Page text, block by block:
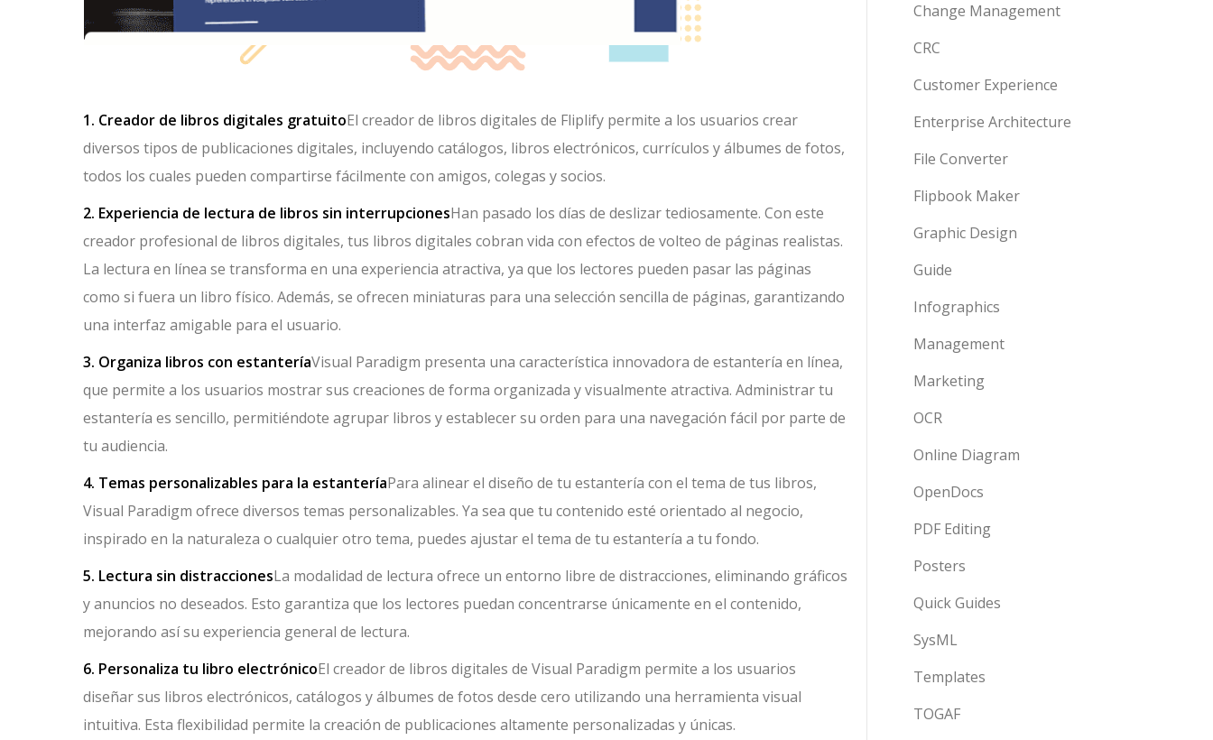
1. Creador de libros digitales gratuitoEl creador de libros digitales de Fliplify permite a los usuarios crear
diversos tipos de publicaciones digitales, incluyendo catálogos, libros electrónicos, currículos y álbumes de fotos,
todos los cuales pueden compartirse fácilmente con amigos, colegas y socios.
2. Experiencia de lectura de libros sin interrupcionesHan pasado los días de deslizar tediosamente. Con este
creador profesional de libros digitales, tus libros digitales cobran vida con efectos de volteo de páginas realistas.
La lectura en línea se transforma en una experiencia atractiva, ya que los lectores pueden pasar las páginas
como si fuera un libro físico. Además, se ofrecen miniaturas para una selección sencilla de páginas, garantizando
una interfaz amigable para el usuario.
3. Organiza libros con estanteríaVisual Paradigm presenta una característica innovadora de estantería en línea,
que permite a los usuarios mostrar sus creaciones de forma organizada y visualmente atractiva. Administrar tu
estantería es sencillo, permitiéndote agrupar libros y establecer su orden para una navegación fácil por parte de
tu audiencia.
4. Temas personalizables para la estanteríaPara alinear el diseño de tu estantería con el tema de tus libros,
Visual Paradigm ofrece diversos temas personalizables. Ya sea que tu contenido esté orientado al negocio,
inspirado en la naturaleza o cualquier otro tema, puedes ajustar el tema de tu estantería a tu fondo.
5. Lectura sin distraccionesLa modalidad de lectura ofrece un entorno libre de distracciones, eliminando gráficos
y anuncios no deseados. Esto garantiza que los lectores puedan concentrarse únicamente en el contenido,
mejorando así su experiencia general de lectura.
6. Personaliza tu libro electrónicoEl creador de libros digitales de Visual Paradigm permite a los usuarios
diseñar sus libros electrónicos, catálogos y álbumes de fotos desde cero utilizando una herramienta visual
intuitiva. Esta flexibilidad permite la creación de publicaciones altamente personalizadas y únicas.
Change Management
CRC
Customer Experience
Enterprise Architecture
File Converter
Flipbook Maker
Graphic Design
Guide
Infographics
Management
Marketing
OCR
Online Diagram
OpenDocs
PDF Editing
Posters
Quick Guides
SysML
Templates
TOGAF